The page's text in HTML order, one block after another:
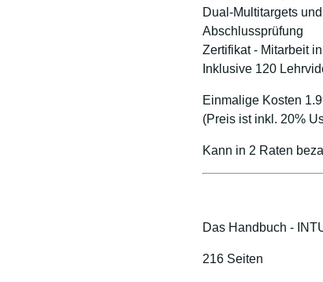
Dual-Multitargets
Abschlussprüfung
Zertifikat - Mitarbeit
Inklusive 120
Einmalige Kosten
(Preis ist inkl. 20%
Kann in 2 Raten
Das Handbuch -
216 Seiten